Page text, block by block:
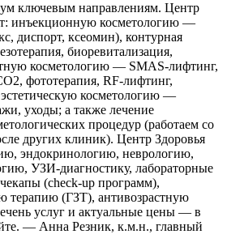
ключевым направлениям. Центр
инъекционную косметологию —
диспорт, ксеомин), контурная
биоревитализация,
косметологию — SMAS-лифтинг,
фототерапия, RF-лифтинг,
косметологию —
уходы; а также лечение
процедур (работаем со
других клиник). Центр Здоровья
эндокринологию, неврологию,
УЗИ-диагностику, лабораторные
(check-up программ),
терапию (ГЗТ), антивозрастную
услуг и актуальные цены — в
— Анна Резник, к.м.н., главный